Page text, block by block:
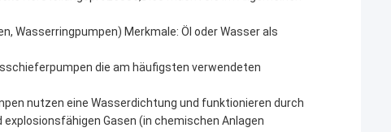
Wasserringpumpen) Merkmale: Öl oder Wasser als
die am häufigsten verwendeten
nutzen eine Wasserdichtung und funktionieren durch
Gasen (in chemischen Anlagen